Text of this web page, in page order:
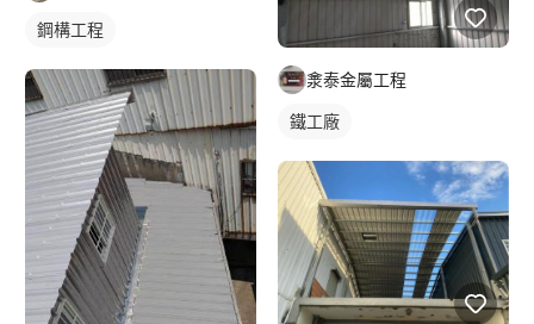
鋼構工程
淾泰金屬工程
鐵工廠